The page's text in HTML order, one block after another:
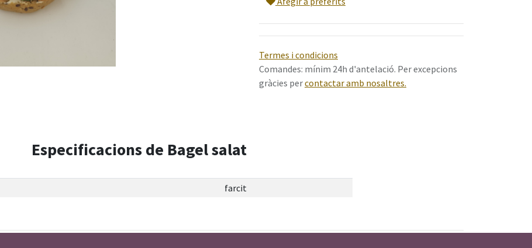
Termes i condicions
Comandes: mínim 24h d'antelació. Per excepcions
gràcies percontactar amb nosaltres.
Especificacions de Bagel salat
farcit